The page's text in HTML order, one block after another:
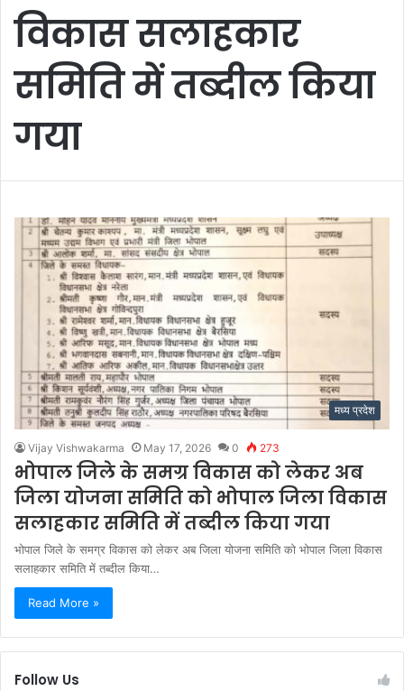
विकास सलाहकार
समिति में तब्दील किया
गया
मध्य प्रदेश
Vijay Vishwakarma May 17, 2026 0 273
भोपाल जिले के समग्र विकास को लेकर अब
जिला योजना समिति को भोपाल जिला विकास
सलाहकार समिति में तब्दील किया गया
भोपाल जिले के समग्र विकास को लेकर अब जिला योजना समिति को भोपाल जिला विकास
सलाहकार समिति में तब्दील किया…
Read More »
Follow Us